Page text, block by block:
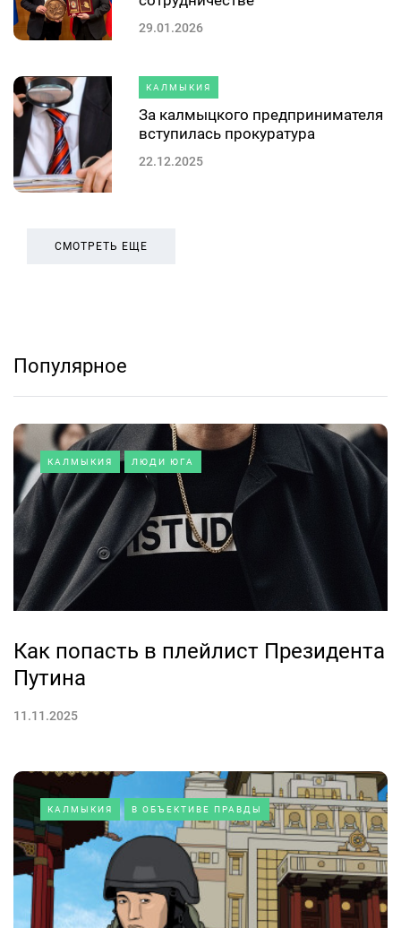
29.01.2026
КАЛМЫКИЯ
За калмыцкого предпринимателя
вступилась прокуратура
22.12.2025
СМОТРЕТЬ ЕЩЕ
Популярное
КАЛМЫКИЯ ЛЮДИ ЮГА
Как попасть в плейлист Президента
Путина
11.11.2025
КАЛМЫКИЯ В ОБЪЕКТИВЕ ПРАВДЫ